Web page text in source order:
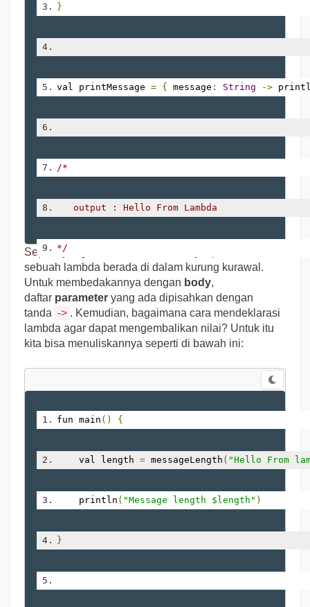
}
val printMessage = { message : String ->
/*
output : Hello From Lambda
*/
Seperti yang disebutkan sebelumnya, parameter dari
sebuah lambda berada di dalam kurung kurawal.
Untuk membedakannya dengan body,
daftar parameter yang ada dipisahkan dengan
tanda -> . Kemudian, bagaimana cara mendeklarasi
lambda agar dapat mengembalikan nilai? Untuk itu
kita bisa menuliskannya seperti di bawah ini:
fun main () {
val length = messageLength ( "Hello From
println ( "Message length $length" )
}